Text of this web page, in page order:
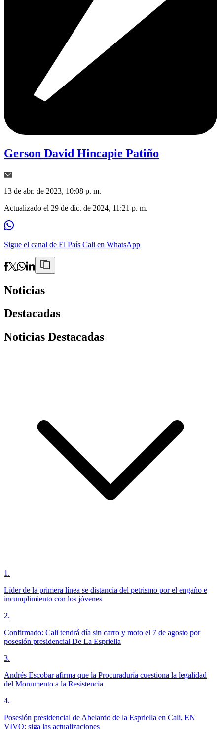
Gerson David Hincapie Patiño
13 de abr. de 2023, 10:08 p. m.
Actualizado el 29 de dic. de 2024, 11:21 p. m.
Sigue el canal de El País Cali en WhatsApp
Noticias
Destacadas
Noticias Destacadas
1 .
Líder de la primera línea se distancia del petrismo por el engaño e
incumplimiento con los jóvenes
2.
Confirmado: Cali tendrá día sin carro y moto el 7 de agosto por
posesión presidencial De La Espriella
3.
Andrés Escobar afirma que la Procuraduría cuestiona la legalidad
del Monumento a la Resistencia
4.
Posesión presidencial de Abelardo de la Espriella en Cali, EN
VIVO; siga las actualizaciones